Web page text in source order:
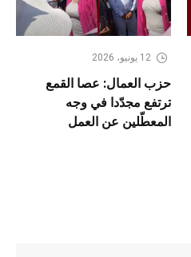
12 يونيو، 2026
حزب العمال: عصا القمع
ترتفع مجدّدا في وجه
المعطّلين عن العمل